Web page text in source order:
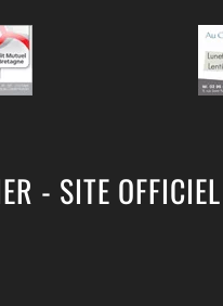
- SITE OFFICIEL